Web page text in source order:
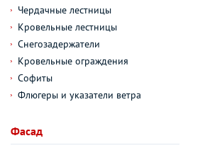
Чердачные лестницы
Кровельные лестницы
Снегозадержатели
Кровельные ограждения
Софиты
Флюгеры и указатели ветра
Фасад